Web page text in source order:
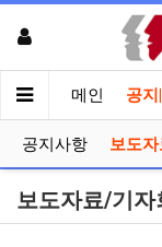
메인 공
공지사항 보도
보도자료/기자